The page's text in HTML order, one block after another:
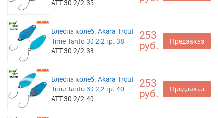
ATT-30-2/2-35
Блесна колеб. Akara Trout
Time Tanto 30 2,2 гр. 38
ATT-30-2/2-38
253
руб.
Предзаказ
Блесна колеб. Akara Trout
Time Tanto 30 2,2 гр. 40
ATT-30-2/2-40
253
руб.
Предзаказ